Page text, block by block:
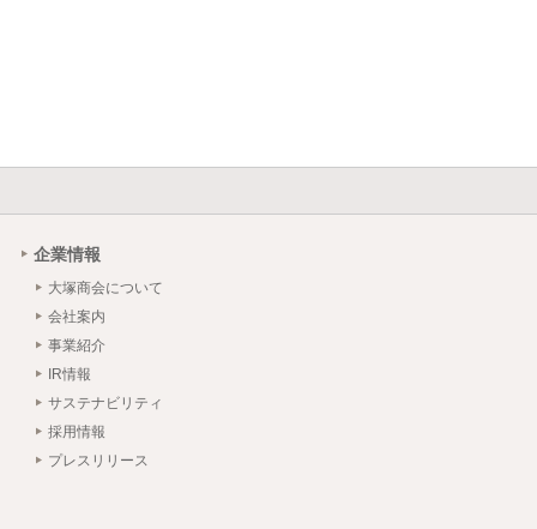
企業情報
大塚商会について
会社案内
事業紹介
IR情報
サステナビリティ
採用情報
プレスリリース